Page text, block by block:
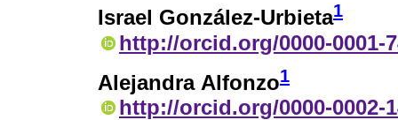
Israel González-Urbieta1
http://orcid.org/0000-0001-
Alejandra Alfonzo1
http://orcid.org/0000-0002-